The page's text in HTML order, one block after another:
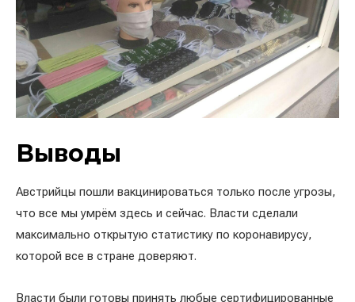
Выводы
Австрийцы пошли вакцинироваться только после угрозы,
что все мы умрём здесь и сейчас. Власти сделали
максимально открытую статистику по коронавирусу,
которой все в стране доверяют.
Власти были готовы принять любые сертифицированные